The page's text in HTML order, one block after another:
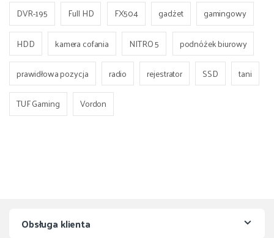
DVR-195
Full HD FX504 gadżet
gamingowy
HDD
kamera cofania NITRO 5
podnóżek biurowy
prawidłowa pozycja
radio rejestrator SSD
tani
TUF Gaming
Vordon
Obsługa klienta